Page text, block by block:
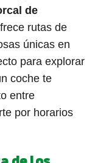
de
rutas de
únicas en
para explorar
coche te
entre
por horarios